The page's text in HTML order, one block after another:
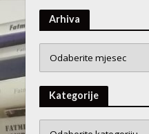
Arhiva
Kategorije